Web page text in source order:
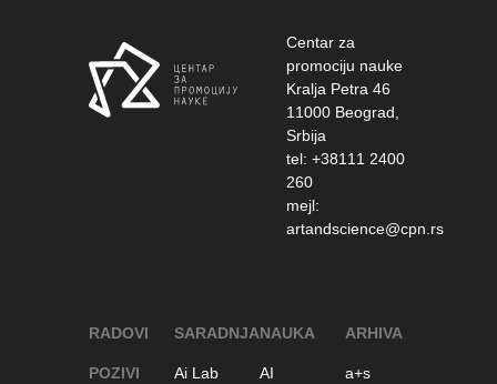
Centar za
promociju nauke
Kralja Petra 46
11000 Beograd,
Srbija
tel: +38111 2400
260
mejl:
artandscience@cpn.rs
RADOVI
POZIVI
SARADNJA
Ai Lab
NAUKA
AI
ARHIVA
a+s